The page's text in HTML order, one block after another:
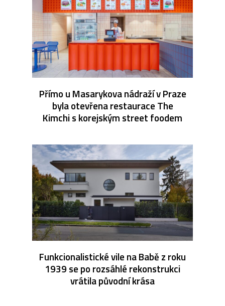
Přímo u Masarykova nádraží v Praze
byla otevřena restaurace The
Kimchi s korejským street foodem
Funkcionalistické vile na Babě z roku
1939 se po rozsáhlé rekonstrukci
vrátila původní krása